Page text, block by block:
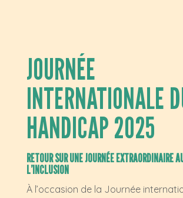
JOURNÉE
INTERNATIONALE
HANDICAP 2025
RETOUR SUR UNE JOURNÉE EXTRAORDINAIRE
L’INCLUSION
À l’occasion de la Journée